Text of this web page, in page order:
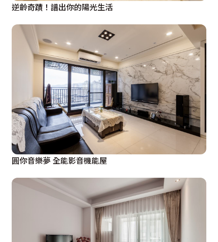
逆齡奇蹟！譜出你的陽光生活
圓你音樂夢 全能影音機能屋